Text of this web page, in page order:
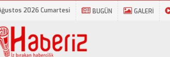
2026 Cumartesi BUGÜN GALERİ